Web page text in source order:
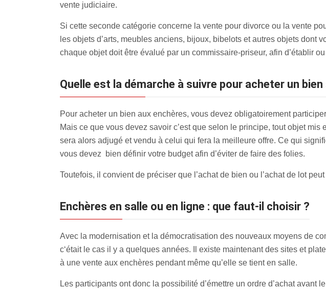
vente judiciaire.
Si cette seconde catégorie concerne la vente pour divorce ou la vente
les objets d’arts, meubles anciens, bijoux, bibelots et autres objets dont
chaque objet doit être évalué par un commissaire-priseur, afin d’établir
Quelle est la démarche à suivre pour acheter un
Pour acheter un bien aux enchères, vous devez obligatoirement
Mais ce que vous devez savoir c’est que selon le principe, tout objet
sera alors adjugé et vendu à celui qui fera la meilleure offre. Ce qui
vous devez bien définir votre budget afin d’éviter de faire des folies.
Toutefois, il convient de préciser que l’achat de bien ou l’achat de lot
Enchères en salle ou en ligne : que faut-il choisir ?
Avec la modernisation et la démocratisation des nouveaux moyens de
c‘était le cas il y a quelques années. Il existe maintenant des sites et
à une vente aux enchères pendant même qu’elle se tient en salle.
Les participants ont donc la possibilité d’émettre un ordre d’achat avant